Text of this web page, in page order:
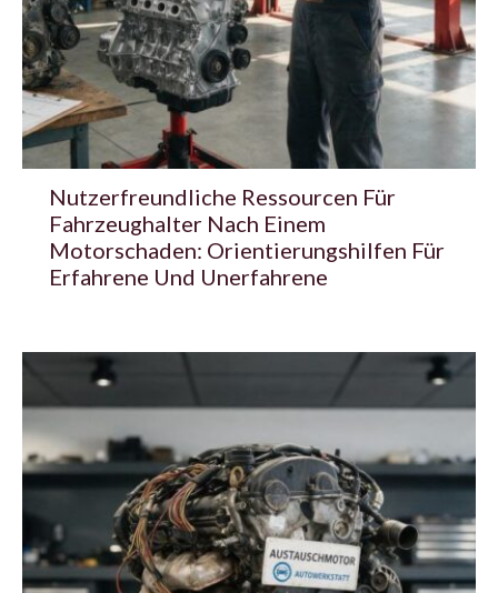
Nutzerfreundliche Ressourcen Für
Fahrzeughalter Nach Einem
Motorschaden: Orientierungshilfen Für
Erfahrene Und Unerfahrene